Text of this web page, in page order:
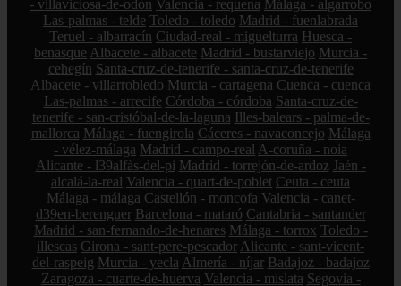
- villaviciosa-de-odón Valencia - requena Málaga - algarrobo
Las-palmas - telde Toledo - toledo Madrid - fuenlabrada
Teruel - albarracín Ciudad-real - miguelturra Huesca -
benasque Albacete - albacete Madrid - bustarviejo Murcia -
cehegín Santa-cruz-de-tenerife - santa-cruz-de-tenerife
Albacete - villarrobledo Murcia - cartagena Cuenca - cuenca
Las-palmas - arrecife Córdoba - córdoba Santa-cruz-de-
tenerife - san-cristóbal-de-la-laguna Illes-balears - palma-de-
mallorca Málaga - fuengirola Cáceres - navaconcejo Málaga
- vélez-málaga Madrid - campo-real A-coruña - noia
Alicante - l39alfàs-del-pi Madrid - torrejón-de-ardoz Jaén -
alcalá-la-real Valencia - quart-de-poblet Ceuta - ceuta
Málaga - málaga Castellón - moncofa Valencia - canet-
d39en-berenguer Barcelona - mataró Cantabria - santander
Madrid - san-fernando-de-henares Málaga - torrox Toledo -
illescas Girona - sant-pere-pescador Alicante - sant-vicent-
del-raspeig Murcia - yecla Almería - níjar Badajoz - badajoz
Zaragoza - cuarte-de-huerva Valencia - mislata Segovia -